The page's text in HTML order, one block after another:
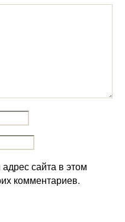
сайта в этом
комментариев.